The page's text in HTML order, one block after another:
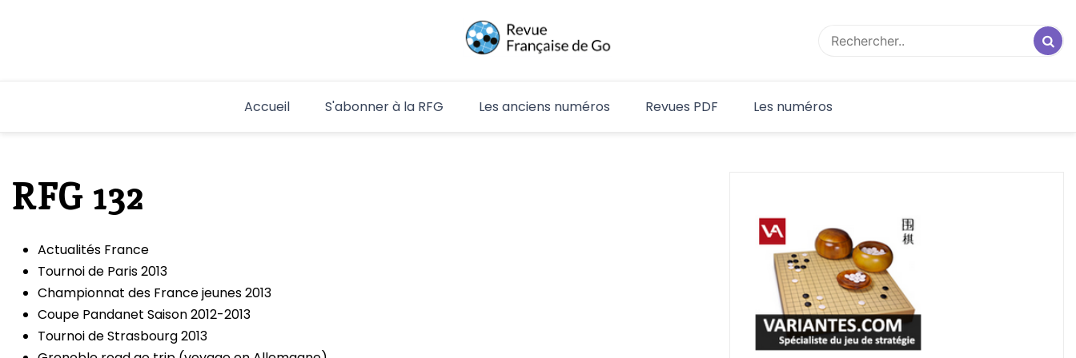
RFG
Accueil S'abonner à la RFG Les anciens numéros Revues PDF Les numéros
RFG 132
Actualités France
Tournoi de Paris 2013
Championnat des France jeunes 2013
Coupe Pandanet Saison 2012-2013
Tournoi de Strasbourg 2013